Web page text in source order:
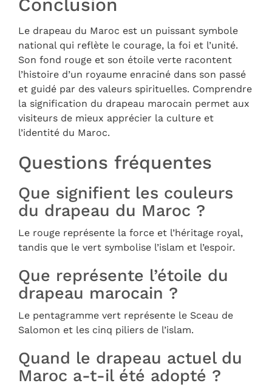
Conclusion
Le drapeau du Maroc est un puissant symbole
national qui reflète le courage, la foi et l’unité.
Son fond rouge et son étoile verte racontent
l’histoire d’un royaume enraciné dans son passé
et guidé par des valeurs spirituelles. Comprendre
la signification du drapeau marocain permet aux
visiteurs de mieux apprécier la culture et
l’identité du Maroc.
Questions fréquentes
Que signifient les couleurs
du drapeau du Maroc ?
Le rouge représente la force et l’héritage royal,
tandis que le vert symbolise l’islam et l’espoir.
Que représente l’étoile du
drapeau marocain ?
Le pentagramme vert représente le Sceau de
Salomon et les cinq piliers de l’islam.
Quand le drapeau actuel du
Maroc a-t-il été adopté ?